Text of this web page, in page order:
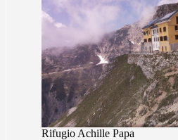
Rifugio Achille Papa